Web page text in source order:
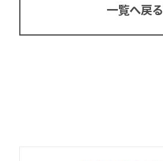
一覧へ戻る